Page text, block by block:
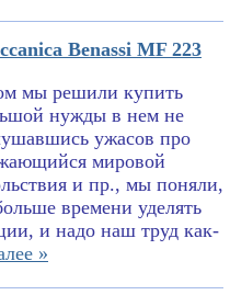
Benassi MF 223
мы решили купить
нужды в нем не
ужасов про
мировой
и пр., мы поняли,
времени уделять
и надо наш труд как-
»